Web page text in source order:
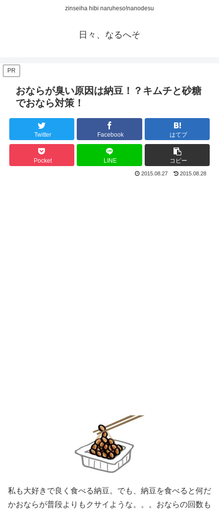
zinseiha hibi naruheso!nanodesu
日々、なるへそ
PR
おならが臭い原因は納豆！？キムチと砂糖
でおなら対策！
Twitter Facebook はてブ
Pocket LINE コピー
2015.08.27 2015.08.28
私も大好きで良く食べる納豆。でも、納豆を食べると何だ
かおならが普段よりもクサイような。。。おならの回数も